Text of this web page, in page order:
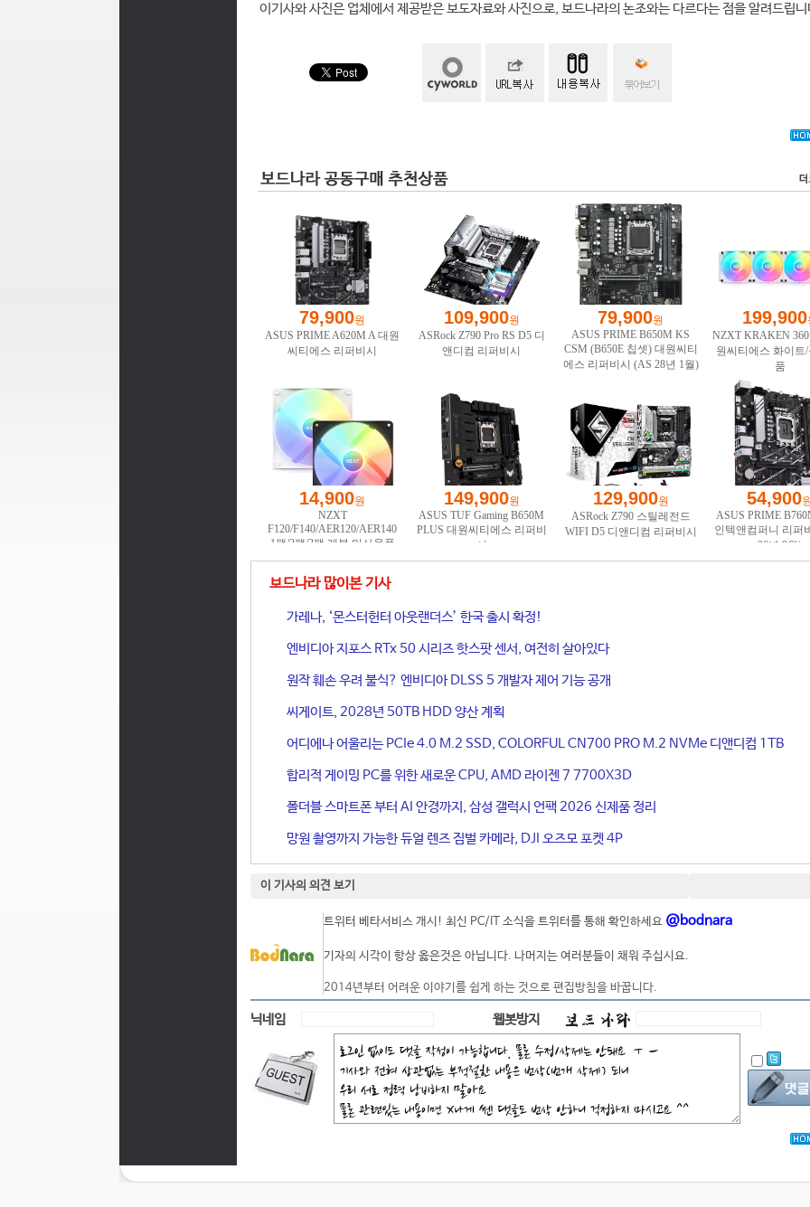
이기사와 사진은 업체에서 제공받은 보도자료와 사진으로, 보드나라의 논조와는 다르다는 점을 알려드립
보드나라 많이본 기사
가레나, ‘몬스터헌터 아웃랜더스’ 한국 출시 확정!
엔비디아 지포스 RTx 50 시리즈 핫스팟 센서, 여전히 살아있다
원작 훼손 우려 불식? 엔비디아 DLSS 5 개발자 제어 기능 공개
씨게이트, 2028년 50TB HDD 양산 계획
어디에나 어울리는 PCIe 4.0 M.2 SSD, COLORFUL CN700 PRO M.2 NVMe 디앤디컴 1TB
합리적 게이밍 PC를 위한 새로운 CPU, AMD 라이젠 7 7700X3D
폴더블 스마트폰 부터 AI 안경까지, 삼성 갤럭시 언팩 2026 신제품 정리
망원 촬영까지 가능한 듀얼 렌즈 짐벌 카메라, DJI 오즈모 포켓 4P
이 기사의 의견 보기
트위터 베타서비스 개시! 최신 PC/IT 소식을 트위터를 통해 확인하세요 @bodnara
기자의 시각이 항상 옳은것은 아닙니다. 나머지는 여러분들이 채워 주십시요.
2014년부터 어려운 이야기를 쉽게 하는 것으로 편집방침을 바꿉니다.
닉네임 웹봇방지